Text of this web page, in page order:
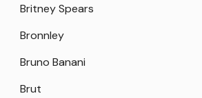
Britney Spears
Bronnley
Bruno Banani
Brut